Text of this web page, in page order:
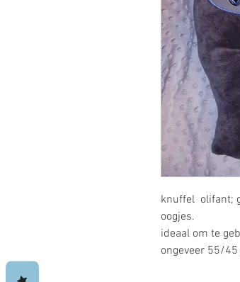
knuffel olifant;
oogjes.
ideaal om te
ongeveer 55/